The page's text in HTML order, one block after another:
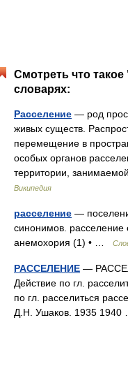
Смотреть что
словарях:
Расселение — род
живых существ.
перемещение в
особых органов
территории,
Википедия
расселение —
синонимов. расселение
анемохория (1) • …
РАССЕЛЕНИЕ —
Действие по гл.
по гл. расселиться
Д.Н. Ушаков. 1935